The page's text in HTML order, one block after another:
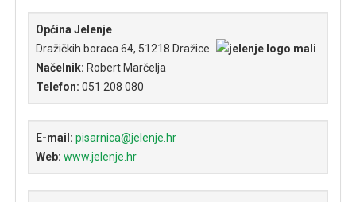
Općina Jelenje
Dražičkih boraca 64, 51218 Dražice
Načelnik: Robert Marčelja
Telefon: 051 208 080
E-mail: pisarnica@jelenje.hr
Web: www.jelenje.hr